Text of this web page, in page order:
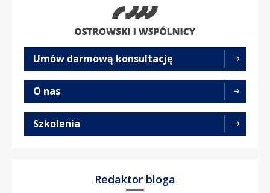
Umów darmową konsultację
O nas
Szkolenia
Redaktor bloga